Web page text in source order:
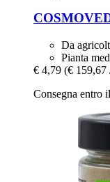
Da
Pianta
€ 4,79 (€ 159,67
Consegna entro